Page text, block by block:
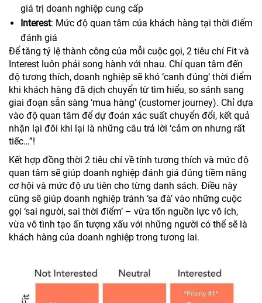
giá trị doanh nghiệp cung cấp
Interest: Mức độ quan tâm của khách hàng tại thời điểm
đánh giá
Để tăng tỷ lệ thành công của mỗi cuộc gọi, 2 tiêu chí Fit và
Interest luôn phải song hành với nhau. Chỉ quan tâm đến
độ tương thích, doanh nghiệp sẽ khó ‘canh đúng’ thời điểm
khi khách hàng đã dịch chuyển từ tìm hiểu, so sánh sang
giai đoạn sẵn sàng ‘mua hàng’ (customer journey). Chỉ dựa
vào độ quan tâm để dự đoán xác suất chuyển đổi, kết quả
nhận lại đôi khi lại là những câu trả lời ‘cảm ơn nhưng rất
tiếc…”!
Kết hợp đồng thời 2 tiêu chí về tính tương thích và mức độ
quan tâm sẽ giúp doanh nghiệp đánh giá đúng tiềm năng
cơ hội và mức độ ưu tiên cho từng danh sách. Điều này
cũng sẽ giúp doanh nghiệp tránh ‘sa đà’ vào những cuộc
gọi ‘sai người, sai thời điểm’ – vừa tốn nguồn lực vô ích,
vừa vô tình tạo ấn tượng xấu với những người có thể sẽ là
khách hàng của doanh nghiệp trong tương lai.